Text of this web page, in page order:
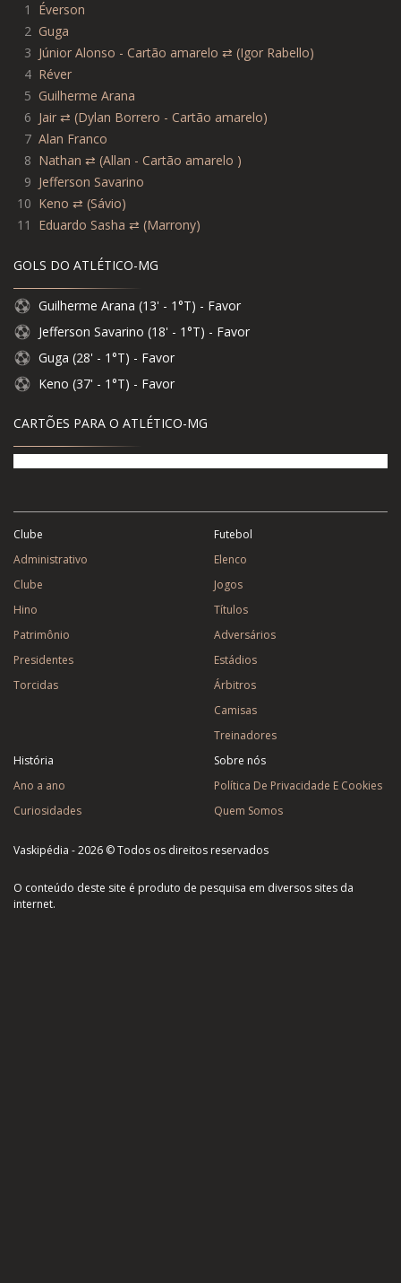
1
Éverson
2 Guga
3 Júnior Alonso - Cartão amarelo ⇄ (Igor Rabello)
4 Réver
5 Guilherme Arana
6 Jair ⇄ (Dylan Borrero - Cartão amarelo)
7 Alan Franco
8 Nathan ⇄ (Allan - Cartão amarelo )
9 Jefferson Savarino
10 Keno ⇄ (Sávio)
11
Eduardo Sasha ⇄ (Marrony)
GOLS DO ATLÉTICO-MG
Guilherme Arana (13' - 1°T) - Favor
Jefferson Savarino (18' - 1°T) - Favor
Guga (28' - 1°T) - Favor
Keno (37' - 1°T) - Favor
CARTÕES PARA O ATLÉTICO-MG
Clube
Administrativo
Clube
Hino
Patrimônio
Presidentes
Torcidas
Futebol
Elenco
Jogos
Títulos
Adversários
Estádios
Árbitros
Camisas
Treinadores
História
Ano a ano
Curiosidades
Sobre nós
Política De Privacidade E Cookies
Quem Somos
Vaskipédia - 2026 © Todos os direitos reservados
O conteúdo deste site é produto de pesquisa em diversos sites da
internet.